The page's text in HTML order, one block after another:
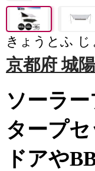
きょうとふ じ
京都府 城
ソーラ
タープ
ドアや